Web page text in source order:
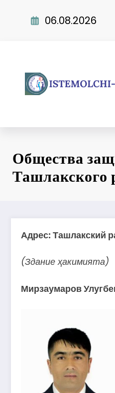
06.08.2026
Общества
Ташлакского
Адрес: Ташлакский
(Здание ҳакимията)
Мирзаумаров